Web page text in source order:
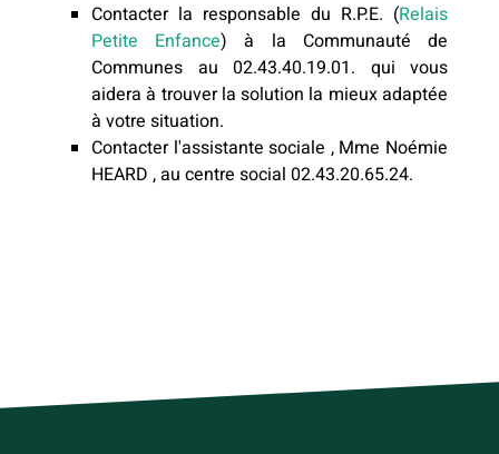
Contacter la responsable du R.P.E. (Relais
Petite Enfance) à la Communauté de
Communes au 02.43.40.19.01. qui vous
aidera à trouver la solution la mieux adaptée
à votre situation.
Contacter l'assistante sociale , Mme Noémie
HEARD , au centre social 02.43.20.65.24.